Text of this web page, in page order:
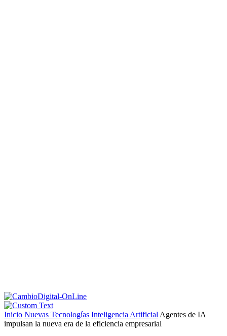
Inicio Nuevas Tecnologías Inteligencia Artificial Agentes de IA
impulsan la nueva era de la eficiencia empresarial